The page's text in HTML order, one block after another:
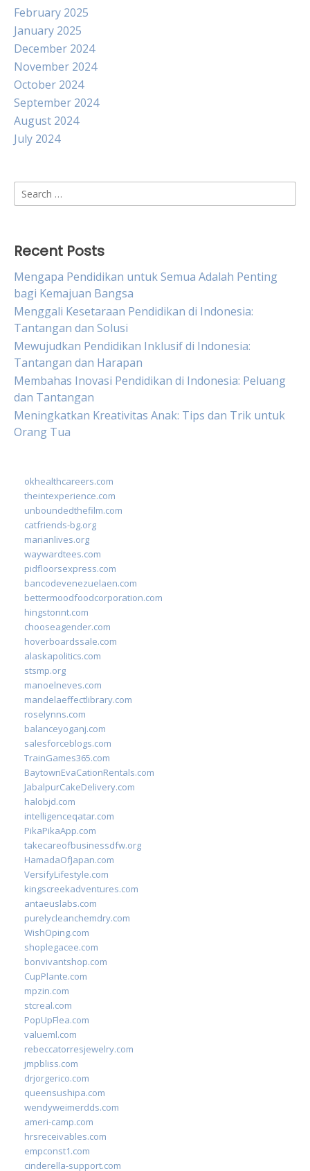
February 2025
January 2025
December 2024
November 2024
October 2024
September 2024
August 2024
July 2024
Search
for:
Recent Posts
Mengapa Pendidikan untuk Semua Adalah Penting
bagi Kemajuan Bangsa
Menggali Kesetaraan Pendidikan di Indonesia:
Tantangan dan Solusi
Mewujudkan Pendidikan Inklusif di Indonesia:
Tantangan dan Harapan
Membahas Inovasi Pendidikan di Indonesia: Peluang
dan Tantangan
Meningkatkan Kreativitas Anak: Tips dan Trik untuk
Orang Tua
okhealthcareers.com
theintexperience.com
unboundedthefilm.com
catfriends-bg.org
marianlives.org
waywardtees.com
pidfloorsexpress.com
bancodevenezuelaen.com
bettermoodfoodcorporation.com
hingstonnt.com
chooseagender.com
hoverboardssale.com
alaskapolitics.com
stsmp.org
manoelneves.com
mandelaeffectlibrary.com
roselynns.com
balanceyoganj.com
salesforceblogs.com
TrainGames365.com
BaytownEvaCationRentals.com
JabalpurCakeDelivery.com
halobjd.com
intelligenceqatar.com
PikaPikaApp.com
takecareofbusinessdfw.org
HamadaOfJapan.com
VersifyLifestyle.com
kingscreekadventures.com
antaeuslabs.com
purelycleanchemdry.com
WishOping.com
shoplegacee.com
bonvivantshop.com
CupPlante.com
mpzin.com
stcreal.com
PopUpFlea.com
valueml.com
rebeccatorresjewelry.com
jmpbliss.com
drjorgerico.com
queensushipa.com
wendyweimerdds.com
ameri-camp.com
hrsreceivables.com
empconst1.com
cinderella-support.com